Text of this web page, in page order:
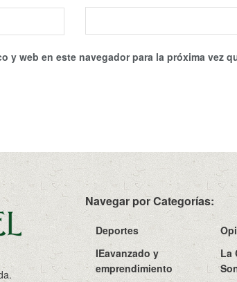
y web en este navegador para la próxima vez
Navegar por Categorías:
Deportes
IEavanzado y
emprendimiento
La